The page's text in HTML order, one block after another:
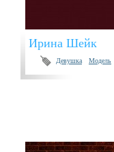
Ирина Шейк
Девушка Модель